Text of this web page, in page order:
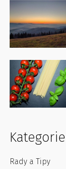
Kategorie
Rady a Tipy